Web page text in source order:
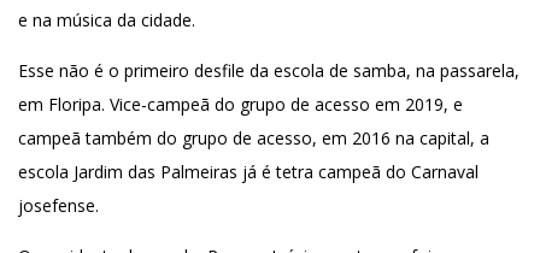
e na música da cidade.
Esse não é o primeiro desfile da escola de samba, na passarela,
em Floripa. Vice-campeã do grupo de acesso em 2019, e
campeã também do grupo de acesso, em 2016 na capital, a
escola Jardim das Palmeiras já é tetra campeã do Carnaval
josefense.